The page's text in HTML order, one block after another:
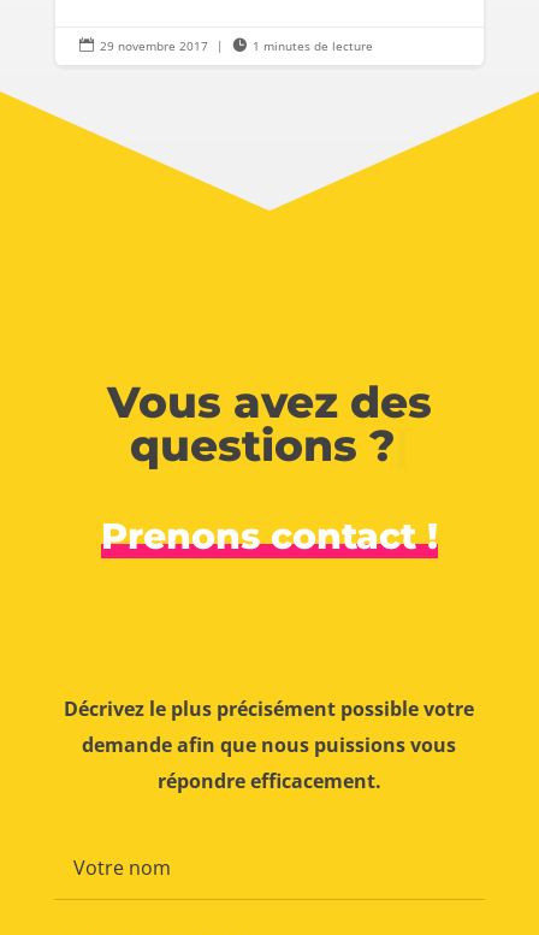
 29 novembre 2017 |  1 minutes de lecture
Vous avez des
questions ?
Prenons contact !
Décrivez le plus précisément possible votre
demande afin que nous puissions vous
répondre efficacement.